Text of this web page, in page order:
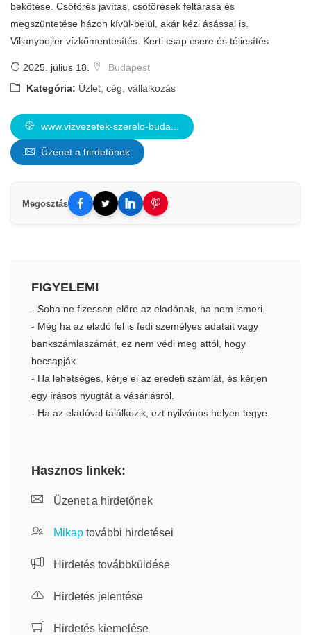
bekötése. Csőtörés javítás, csőtörések feltárása és
megszüntetése házon kívül-belül, akár kézi ásással is.
Villanybojler vízkőmentesítés. Kerti csap csere és téliesítés
2025. július 18.
Budapest
Kategória: Üzlet, cég, vállalkozás
www.vizvezetek-szerelo-buda...
Üzenet a hirdetőnek
Megosztás
FIGYELEM!
- Soha ne fizessen előre az eladónak, ha nem ismeri.
- Még ha az eladó fel is fedi személyes adatait vagy
bankszámlaszámát, ez nem védi meg attól, hogy
becsapják.
- Ha lehetséges, kérje el az eredeti számlát, és kérjen
egy írásos nyugtát a vásárlásról.
- Ha az eladóval találkozik, ezt nyilvános helyen tegye.
Hasznos linkek:
Üzenet a hirdetőnek
Mikap további hirdetései
Hirdetés továbbküldése
Hirdetés jelentése
Hirdetés kiemelése